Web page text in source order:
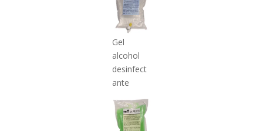
Gel
alcohol
desinfect
ante